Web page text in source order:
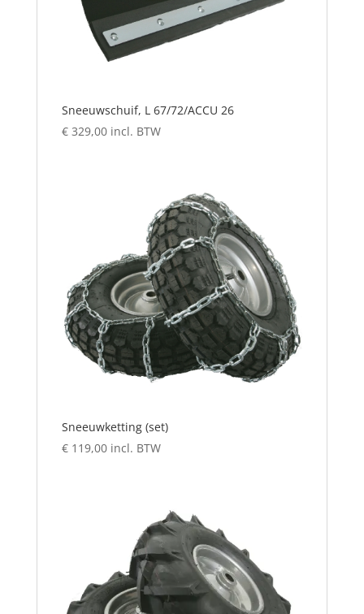
Sneeuwschuif, L 67/72/ACCU 26
€329,00 incl. BTW
Sneeuwketting (set)
€119,00 incl. BTW